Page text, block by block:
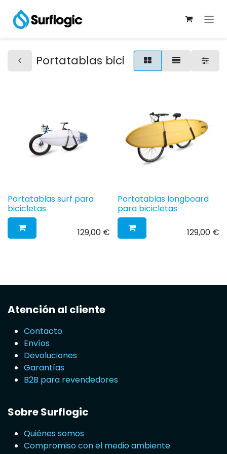
Portatablas bici
Portatablas surf para
bicicletas
129,00€
Portatablas longboard
para bicicletas
129,00 €
Atención al cliente
Contacto
Envíos
Devoluciones
Garantías
B2B para revendedores
Sobre Surflogic
Quiénes somos
Compromiso con el medio ambiente